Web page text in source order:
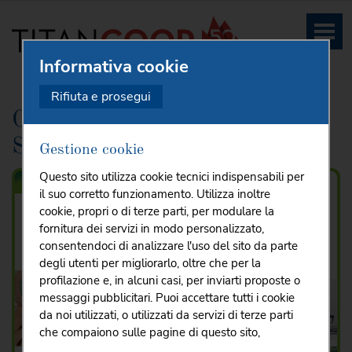
Convenzioni Titancoop. Essere
SOCI conviene!
Informativa cookie
Rifiuta e prosegui
Gestione cookie
Questo sito utilizza cookie tecnici indispensabili per
il suo corretto funzionamento. Utilizza inoltre
cookie, propri o di terze parti, per modulare la
fornitura dei servizi in modo personalizzato,
consentendoci di analizzare l'uso del sito da parte
degli utenti per migliorarlo, oltre che per la
profilazione e, in alcuni casi, per inviarti proposte o
messaggi pubblicitari. Puoi accettare tutti i cookie
da noi utilizzati, o utilizzati da servizi di terze parti
che compaiono sulle pagine di questo sito,